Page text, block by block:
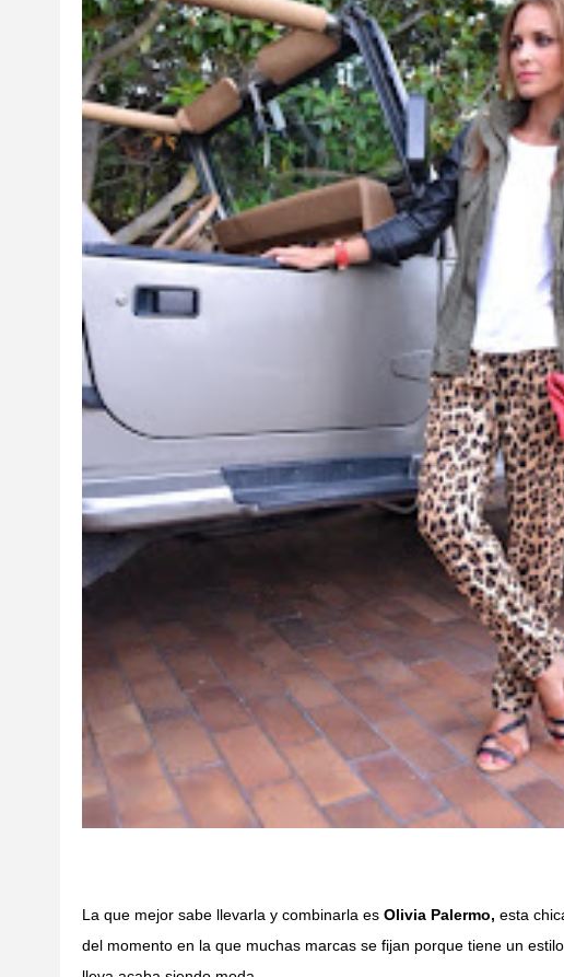
La que mejor sabe llevarla y combinarla es Olivia Palermo, esta
del momento en la que muchas marcas se fijan porque tiene un